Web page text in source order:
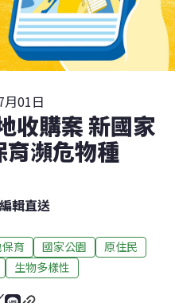
月01日
收購案 新國家
瀕危物種
編輯直送
育 國家公園
原住民
生物多樣性